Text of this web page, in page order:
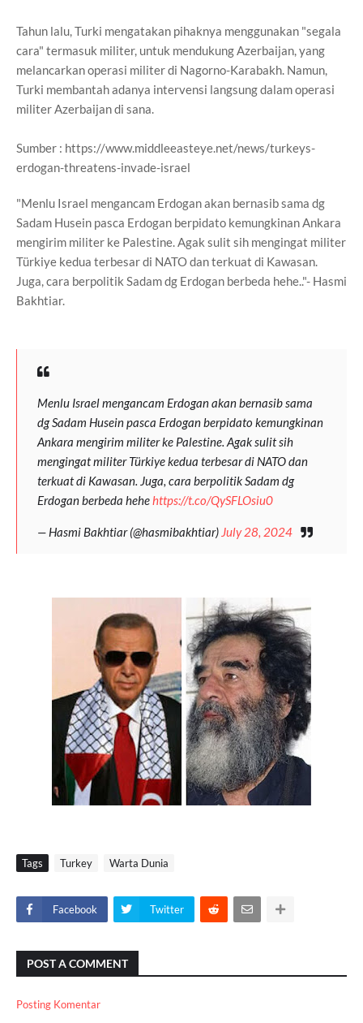
Tahun lalu, Turki mengatakan pihaknya menggunakan "segala
cara" termasuk militer, untuk mendukung Azerbaijan, yang
melancarkan operasi militer di Nagorno-Karabakh. Namun,
Turki membantah adanya intervensi langsung dalam operasi
militer Azerbaijan di sana.
Sumber : https://www.middleeasteye.net/news/turkeys-
erdogan-threatens-invade-israel
"Menlu Israel mengancam Erdogan akan bernasib sama dg
Sadam Husein pasca Erdogan berpidato kemungkinan Ankara
mengirim militer ke Palestine. Agak sulit sih mengingat militer
Türkiye kedua terbesar di NATO dan terkuat di Kawasan.
Juga, cara berpolitik Sadam dg Erdogan berbeda hehe.."- Hasmi
Bakhtiar.
Menlu Israel mengancam Erdogan akan bernasib sama
dg Sadam Husein pasca Erdogan berpidato kemungkinan
Ankara mengirim militer ke Palestine. Agak sulit sih
mengingat militer Türkiye kedua terbesar di NATO dan
terkuat di Kawasan. Juga, cara berpolitik Sadam dg
Erdogan berbeda hehehttps://t.co/QySFLOsiu0
— Hasmi Bakhtiar (@hasmibakhtiar) July 28, 2024
Tags Turkey Warta Dunia
Facebook Twitter
POST A COMMENT
Posting Komentar